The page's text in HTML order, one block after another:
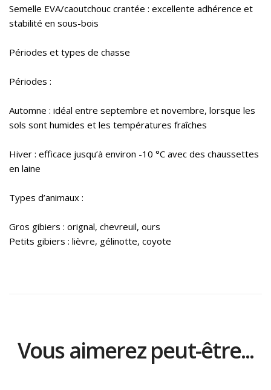
Semelle EVA/caoutchouc crantée : excellente adhérence et
stabilité en sous-bois
Périodes et types de chasse
Périodes :
Automne : idéal entre septembre et novembre, lorsque les
sols sont humides et les températures fraîches
Hiver : efficace jusqu’à environ -10 °C avec des chaussettes
en laine
Types d’animaux :
Gros gibiers : orignal, chevreuil, ours
Petits gibiers : lièvre, gélinotte, coyote
Vous aimerez peut-être...